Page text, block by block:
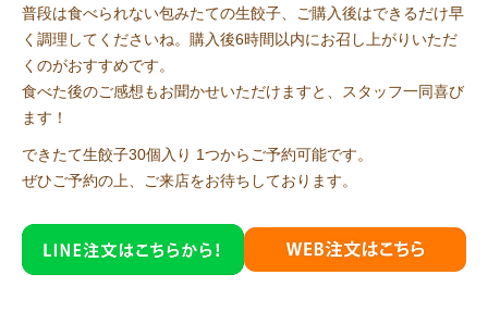
普段は食べられない包みたての生餃子、ご購入後はできるだけ早
く調理してくださいね。購入後6時間以内にお召し上がりいただ
くのがおすすめです。
食べた後のご感想もお聞かせいただけますと、スタッフ一同喜び
ます！
できたて生餃子30個入り 1つからご予約可能です。
ぜひご予約の上、ご来店をお待ちしております。